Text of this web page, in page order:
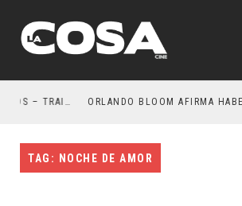
LA NOCHE DEL DEMONIO: ESTÁN ENTRE NOSOTROS – TRAILER FINAL ORLANDO BLOOM AFIRMA
TAG: NOCHE DE AMOR